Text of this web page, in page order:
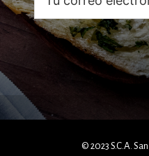
© 2023 S.C.A.